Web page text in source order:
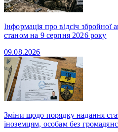
Інформація про відсіч збройної
станом на 9 серпня 2026 року
09.08.2026
Зміни щодо порядку надання
іноземцям, особам без